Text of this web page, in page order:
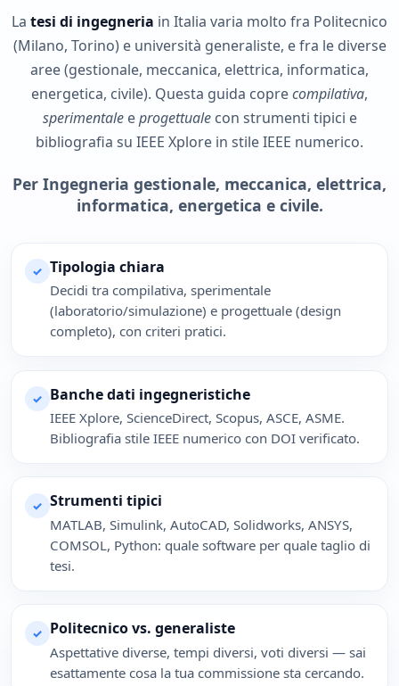
La tesi di ingegneria in Italia varia molto fra Politecnico
(Milano, Torino) e università generaliste, e fra le diverse
aree (gestionale, meccanica, elettrica, informatica,
energetica, civile). Questa guida coprecompilativa,
sperimentaleeprogettualecon strumenti tipici e
bibliografia su IEEE Xplore in stile IEEE numerico.
Per Ingegneria gestionale, meccanica, elettrica,
informatica, energetica e civile.
✓ Tipologia chiara
Decidi tra compilativa, sperimentale
(laboratorio/simulazione) e progettuale (design
completo), con criteri pratici.
✓ Banche dati ingegneristiche
IEEE Xplore, ScienceDirect, Scopus, ASCE, ASME.
Bibliografia stile IEEE numerico con DOI verificato.
✓ Strumenti tipici
MATLAB, Simulink, AutoCAD, Solidworks, ANSYS,
COMSOL, Python: quale software per quale taglio di
tesi.
✓ Politecnico vs. generaliste
Aspettative diverse, tempi diversi, voti diversi — sai
esattamente cosa la tua commissione sta cercando.